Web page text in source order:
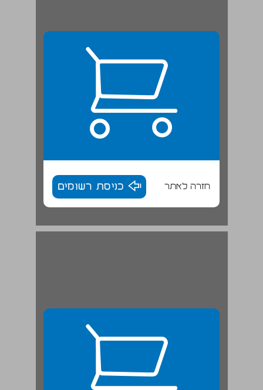
חזרה לאתר כניסת רשומים